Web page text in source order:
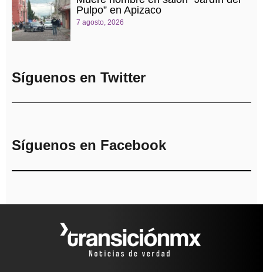
Pulpo” en Apizaco
7 agosto, 2026
Síguenos en Twitter
Síguenos en Facebook